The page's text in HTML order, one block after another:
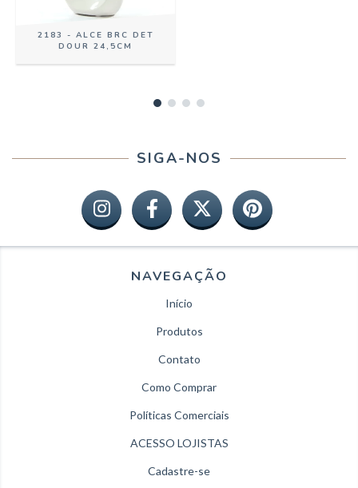
2183 - ALCE BRC DET
DOUR 24,5CM
SIGA-NOS
NAVEGAÇÃO
Início
Produtos
Contato
Como Comprar
Políticas Comerciais
ACESSO LOJISTAS
Cadastre-se